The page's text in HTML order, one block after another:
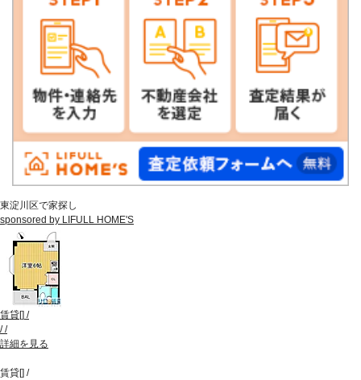
東淀川区で家探し
sponsored by LIFULL HOME'S
賃貸[] /
//
詳細を見る
賃貸[] /